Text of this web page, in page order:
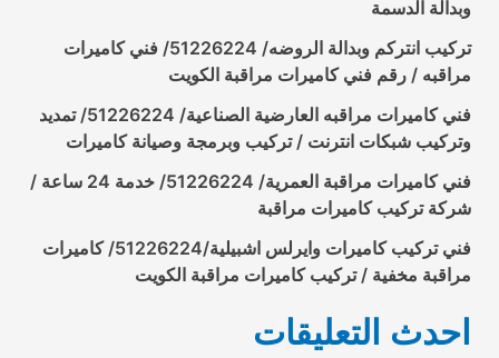
وبدالة الدسمة
تركيب انتركم وبدالة الروضه/ 51226224/ فني كاميرات
مراقبه / رقم فني كاميرات مراقبة الكويت
فني كاميرات مراقبه العارضية الصناعية/ 51226224/ تمديد
وتركيب شبكات انترنت / تركيب وبرمجة وصيانة كاميرات
فني كاميرات مراقبة العمرية/ 51226224/ خدمة 24 ساعة /
شركة تركيب كاميرات مراقبة
فني تركيب كاميرات وايرلس اشبيلية/51226224/ كاميرات
مراقبة مخفية / تركيب كاميرات مراقبة الكويت
احدث التعليقات